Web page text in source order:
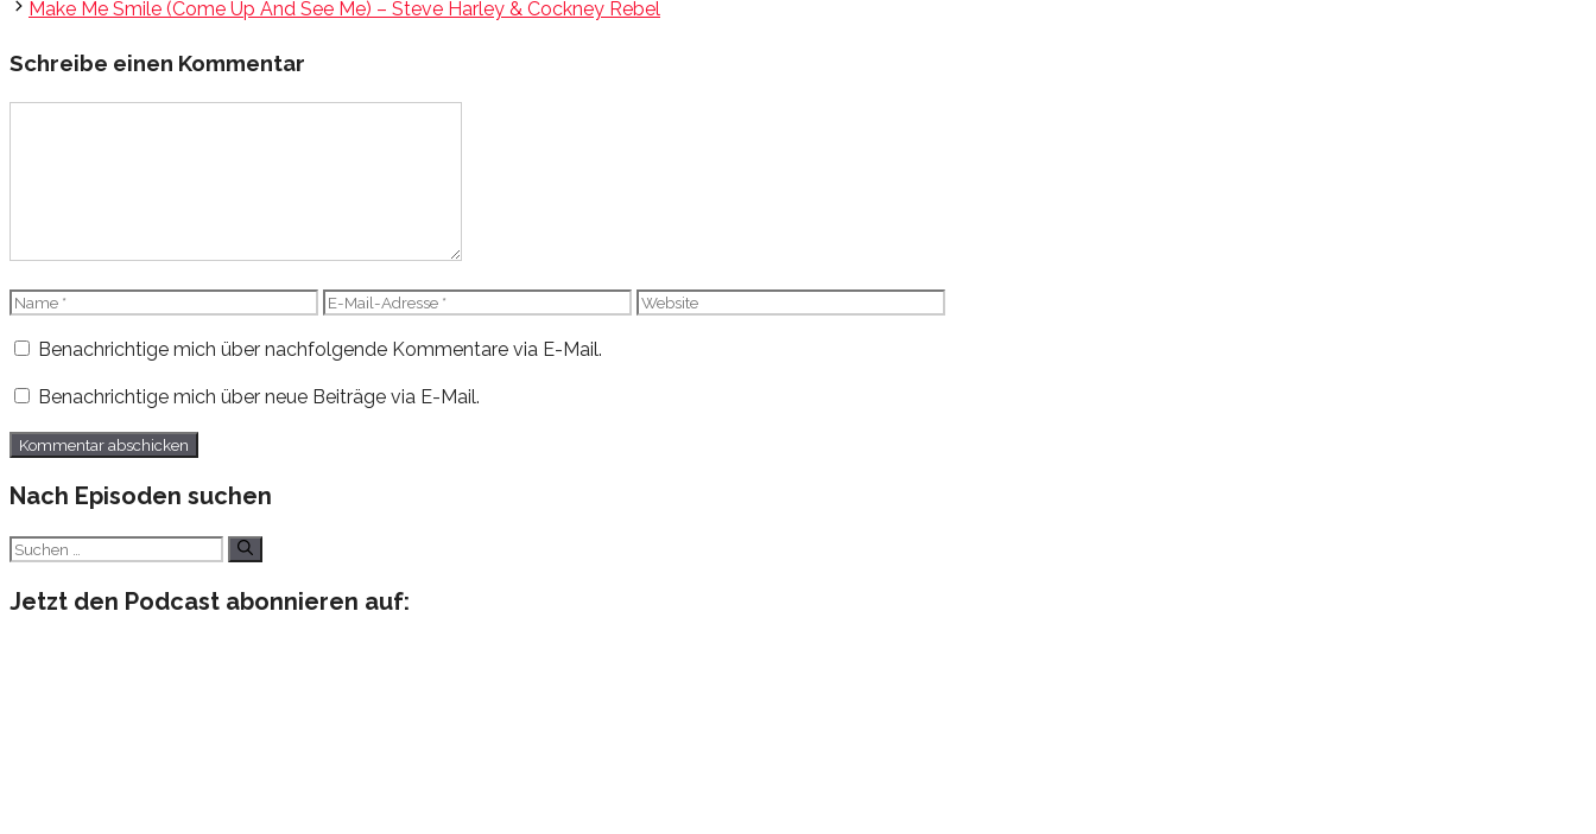
Make Me Smile (Come Up And See Me) – Steve Harley & Cockney Rebel
Schreibe einen Kommentar
Name
E-
Adresse
Website
Benachrichtige mich über nachfolgende Kommentare via E-Mail.
Benachrichtige mich über neue Beiträge via E-Mail.
Nach Episoden suchen
Suchen
Jetzt den Podcast abonnieren auf: